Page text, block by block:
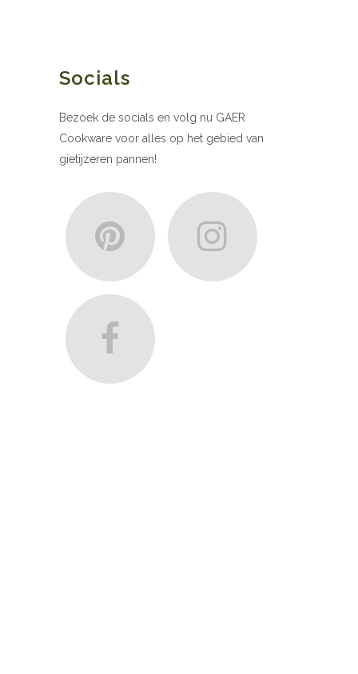
Socials
Bezoek de socials en volg nu GAER
Cookware voor alles op het gebied van
gietijzeren pannen!